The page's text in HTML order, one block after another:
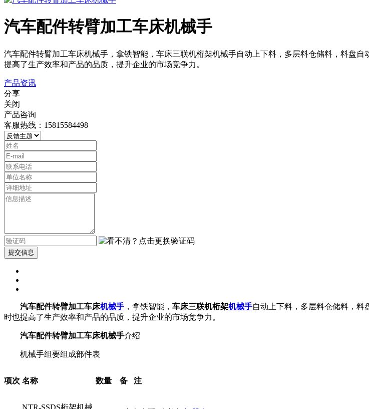
汽车配件转臂加工车床机械手
汽车配件转臂加工车床机械手，拿铁智能，车床三联机桁架机械手自动上下料，多层料仓储料，料盘
提高了生产效率和产品的品质，提升企业的市场竞争力。
产品资讯
分享
关闭
产品咨询
客服热线：15815584498
提交信息
汽车配件转臂加工车床机械手 ，拿铁智能， 车床三联机桁架机械手自动上下料，多层料仓储料，料
时也提高了生产效率和产品的品质，提升企业的市场竞争力。
汽车配件转臂加工车床机械手介绍
机械手组要组成部件表
项次 名称 数量 备 注
NTR-SSDS桁架机械